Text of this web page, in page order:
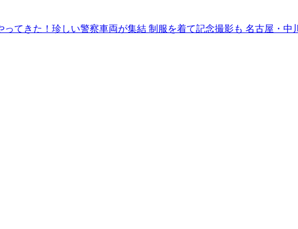
てきた！珍しい警察車両が集結 制服を着て記念撮影も 名古屋・中川